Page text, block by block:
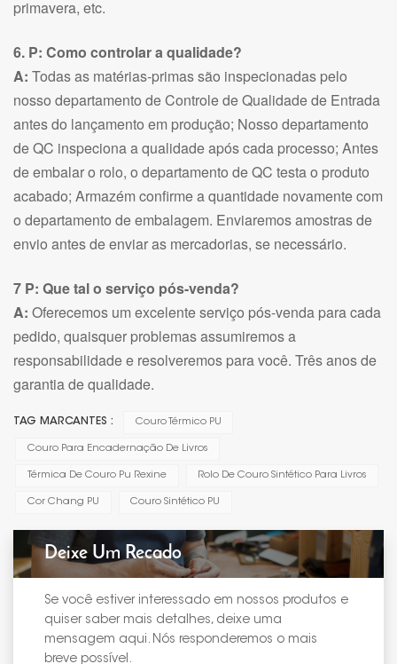
primavera, etc.
6. P: Como controlar a qualidade?
A: Todas as matérias-primas são inspecionadas pelo
nosso departamento de Controle de Qualidade de Entrada
antes do lançamento em produção; Nosso departamento
de QC inspeciona a qualidade após cada processo; Antes
de embalar o rolo, o departamento de QC testa o produto
acabado; Armazém confirme a quantidade novamente com
o departamento de embalagem. Enviaremos amostras de
envio antes de enviar as mercadorias, se necessário.
7 P: Que tal o serviço pós-venda?
A: Oferecemos um excelente serviço pós-venda para cada
pedido, quaisquer problemas assumiremos a
responsabilidade e resolveremos para você. Três anos de
garantia de qualidade.
TAG MARCANTES : Couro Térmico PU
Couro Para Encadernação De Livros
Térmica De Couro Pu Rexine Rolo De Couro Sintético Para Livros
Cor Chang PU Couro Sintético PU
Deixe Um Recado
Se você estiver interessado em nossos produtos e
quiser saber mais detalhes, deixe uma
mensagem aqui. Nós responderemos o mais
breve possível.